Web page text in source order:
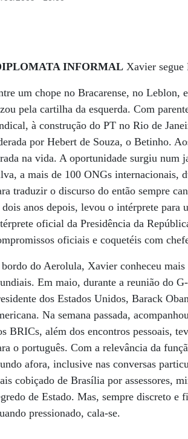
INFORMALXavier segue
um chope no Bracarense, no Leblon,
pela cartilha da esquerda. Com
à construção do PT no Rio de
por Hebert de Souza, o Betinho.
na vida. A oportunidade surgiu num
a mais de 100 ONGs internacionais,
traduzir o discurso do então sempre
dois anos depois, levou o intérprete
oficial da Presidência da
oficiais e coquetéis com
do Aerolula, Xavier conheceu
Em maio, durante a reunião do
dos Estados Unidos, Barack
Na semana passada,
BRICs, além dos encontros pessoais,
o português. Com a relevância da
afora, inclusive nas conversas
cobiçado de Brasília por assessores,
de Estado. Mas, sempre discreto e
pressionado, cala-se.